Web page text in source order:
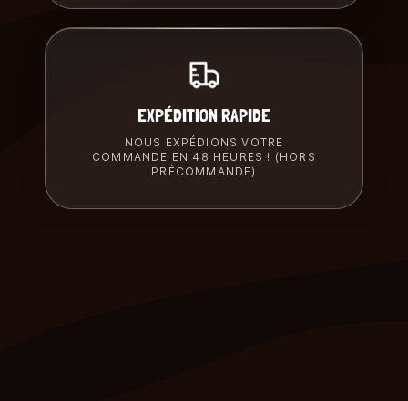
EXPÉDITION RAPIDE
NOUS EXPÉDIONS VOTRE
COMMANDE EN 48 HEURES ! (HORS
PRÉCOMMANDE)